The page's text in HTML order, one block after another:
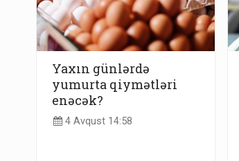
Yaxın günlərdə
yumurta qiymətləri
enəcək?
4 Avqust 14:58